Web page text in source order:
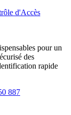
d'Accès
pour un
des
rapide
887